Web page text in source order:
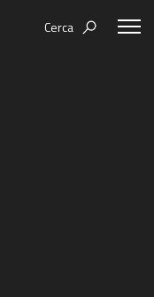
Cerca